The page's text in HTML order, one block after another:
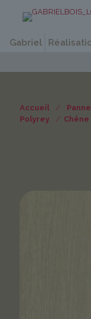
Gabriel
Accueil /
Polyrey
/ Chêne